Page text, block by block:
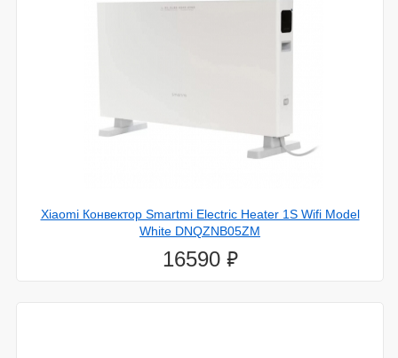
Xiaomi Конвектор Smartmi Electric Heater 1S Wifi Model
White DNQZNB05ZM
16590 ⃏